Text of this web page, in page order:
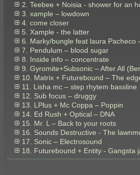
2. Teebee + Noisia - shower for an
3. xample – lowdown
4. come closer
5. Xample - the latter
6. Marky/bungle feat laura Pacheco
7. Pendulum – blood sugar
8. Inside info – concentrate
9. Gyromite+Subsonic – After All
10. Matrix + Futurebound – The
11. Lisha mc – step rhytem bassline
12. Sub focus – druggy
13. LPlus + Mc Coppa – Poppin
14. Ed Rush + Optical – DNA
15. Mr. L – Back to your roots
16. Sounds Destructive - The
17. Sonic – Electrosound
18. Futurebound + Entity - Gangsta